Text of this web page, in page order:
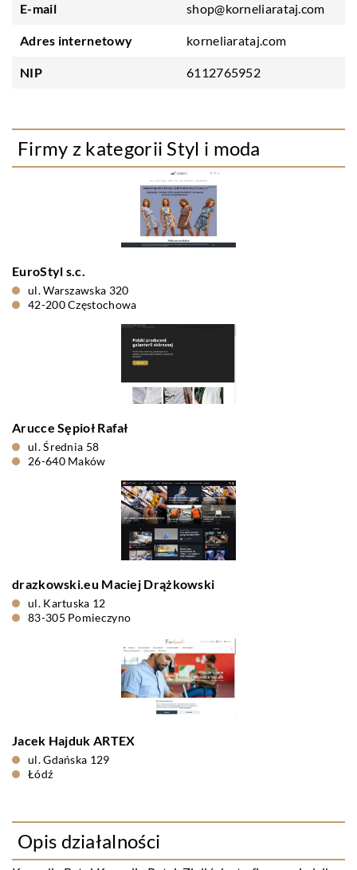
E-mail shop@korneliarataj.com
Adres internetowy korneliarataj.com
NIP 6112765952
Firmy z kategorii Styl i moda
EuroStyl s.c.
ul. Warszawska 320
42-200 Częstochowa
Arucce Sępioł Rafał
ul. Średnia 58
26-640 Maków
drazkowski.eu Maciej Drążkowski
ul. Kartuska 12
83-305 Pomieczyno
Jacek Hajduk ARTEX
ul. Gdańska 129
Łódź
Opis działalności